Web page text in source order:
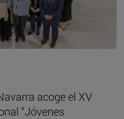
acoge el XV
“Jóvenes